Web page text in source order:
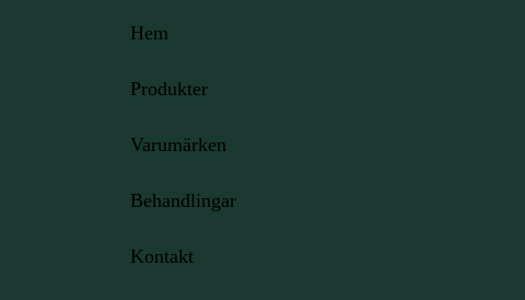
Hem
Produkter
Varumärken
Behandlingar
Kontakt